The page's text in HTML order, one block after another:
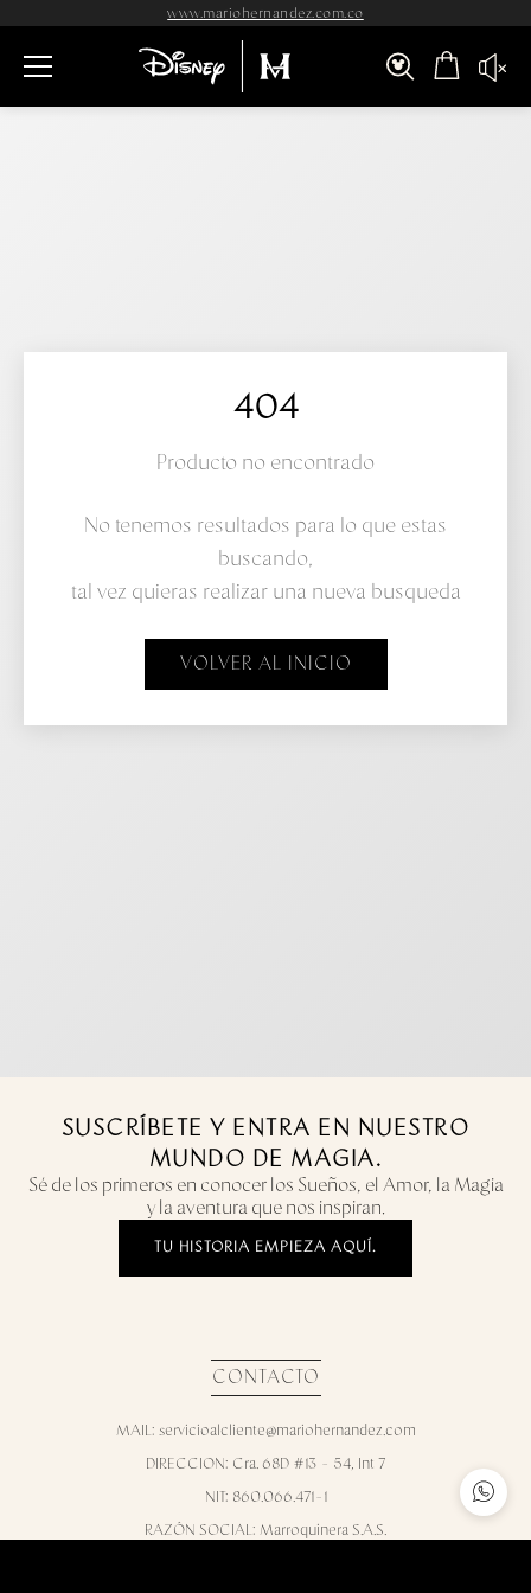
www.mariohernandez.com.co
404
Producto no encontrado
No tenemos resultados para lo que estas
buscando,
tal vez quieras realizar una nueva busqueda
VOLVER AL INICIO
SUSCRÍBETE Y ENTRA EN NUESTRO
MUNDO DE MAGIA.
Sé de los primeros en conocer los Sueños, el Amor, la Magia
y la aventura que nos inspiran.
TU HISTORIA EMPIEZA AQUÍ.
CONTACTO
MAIL: servicioalcliente@mariohernandez.com
DIRECCION: Cra. 68D #13 - 54, Int 7
NIT: 860.066.471-1
RAZÓN SOCIAL: Marroquinera S.A.S.